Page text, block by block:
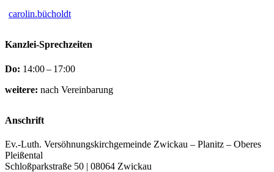
carolin.bücholdt
Kanzlei-Sprechzeiten
Do: 14:00 – 17:00
weitere: nach Vereinbarung
Anschrift
Ev.-Luth. Versöhnungskirchgemeinde Zwickau – Planitz – Oberes
Pleißental
Schloßparkstraße 50 | 08064 Zwickau